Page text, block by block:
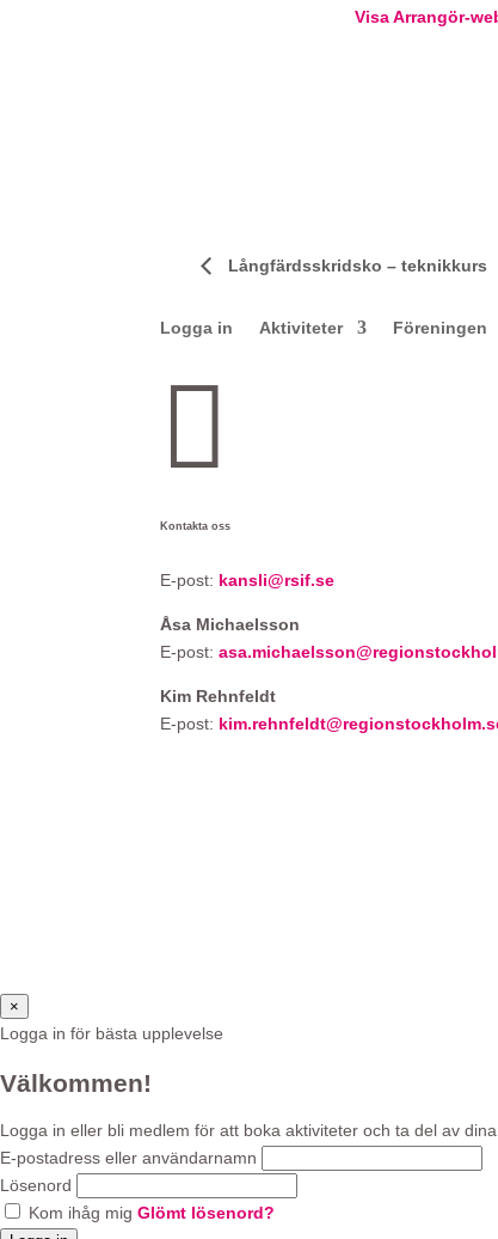
Visa Arrangör-
Långfärdsskridsko – teknikkurs
Logga in Aktiviteter Föreningen

Kontakta oss
E-post: kansli@rsif.se
Åsa Michaelsson
E-post:
Kim Rehnfeldt
E-post:
×
Logga in för bästa upplevelse
Välkommen!
Logga in eller bli medlem för att boka aktiviteter och ta del av
E-postadress eller användarnamn
Lösenord
Kom ihåg mig Glömt lösenord?